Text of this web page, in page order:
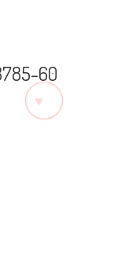
60